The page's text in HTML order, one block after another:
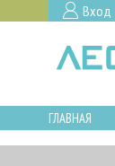
Вход
ГЛАВНАЯ